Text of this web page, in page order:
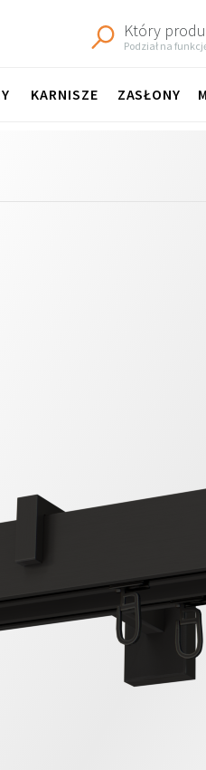
Który
Podział na
KARNISZE ZASŁONY